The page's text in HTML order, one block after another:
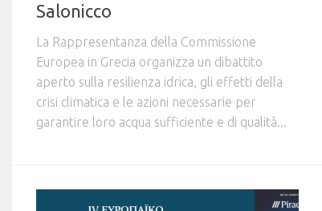
Salonicco
La Rappresentanza della Commissione
Europea in Grecia organizza un dibattito
aperto sulla resilienza idrica, gli effetti della
crisi climatica e le azioni necessarie per
garantire loro acqua sufficiente e di qualità...